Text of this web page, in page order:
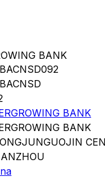
BANK
BANK
BANK